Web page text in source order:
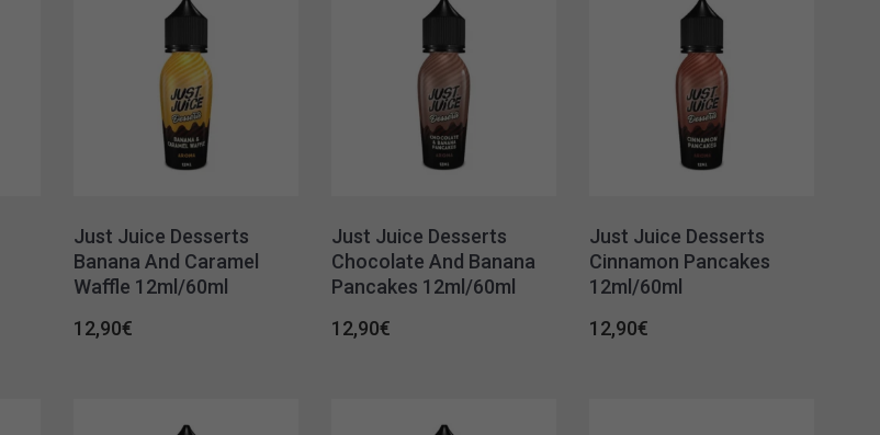
Just Juice Desserts
Banana And Caramel
Waffle 12ml/60ml
12,90€
Just Juice Desserts
Chocolate And Banana
Pancakes 12ml/60ml
12,90€
Just Juice Desserts
Cinnamon Pancakes
12ml/60ml
12,90€